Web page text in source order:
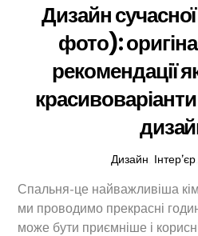
Дизайн
фото):
рекомендації
Дизайн Інтер’єр
Спальня-це найважливіша
ми проводимо прекрасні
може бути приємніше і